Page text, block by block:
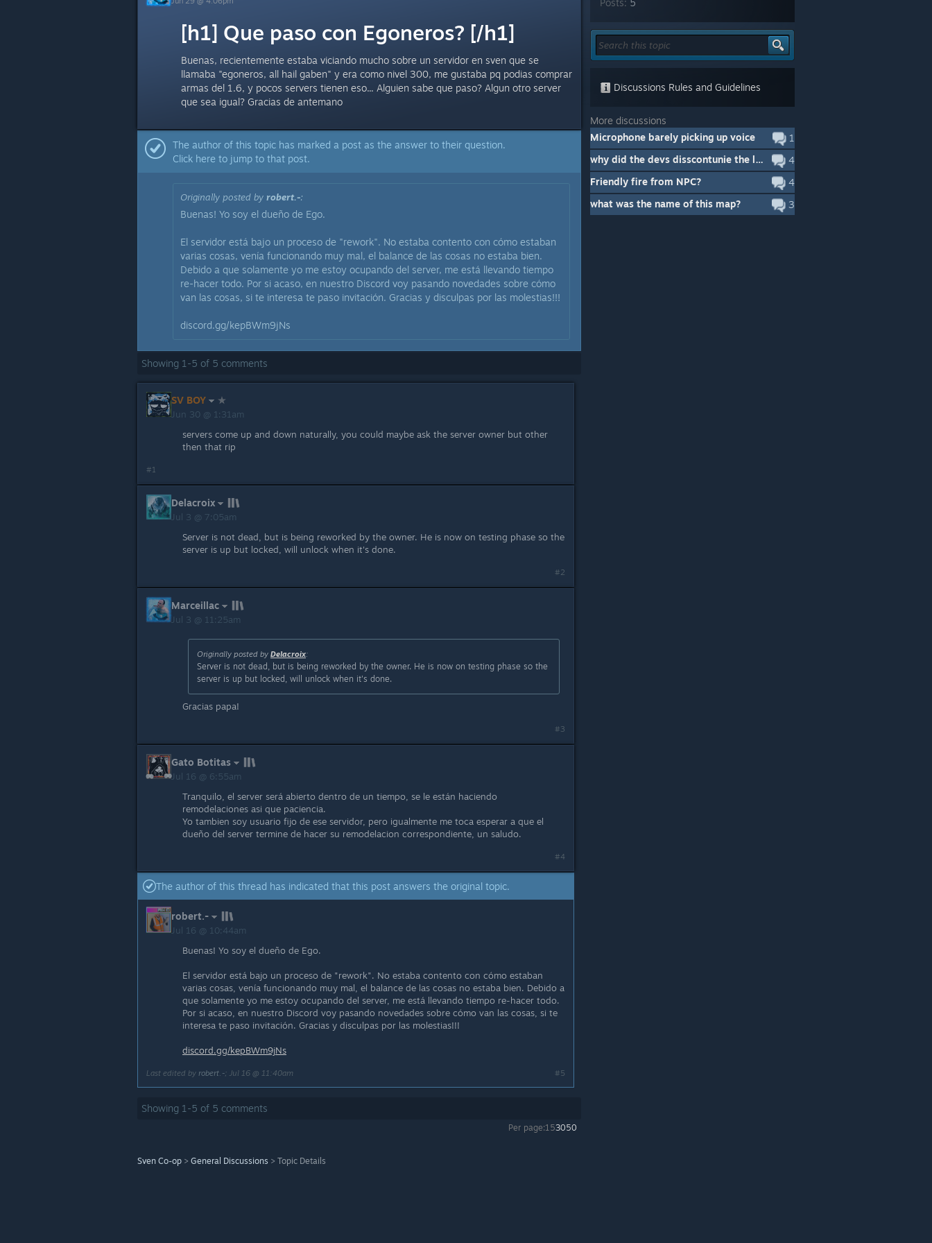
[h1] Que paso con Egoneros? [/h1]
Buenas, recientemente estaba viciando mucho sobre un servidor en sven que se
llamaba "egoneros, all hail gaben" y era como nivel 300, me gustaba pq podias comprar
armas del 1.6, y pocos servers tienen eso... Alguien sabe que paso? Algun otro server
que sea igual? Gracias de antemano
The author of this topic has marked a post as the answer to their question.
Click here to jump to that post.
Originally posted by robert.-:
Buenas! Yo soy el dueño de Ego.
El servidor está bajo un proceso de "rework". No estaba contento con cómo estaban
varias cosas, venía funcionando muy mal, el balance de las cosas no estaba bien.
Debido a que solamente yo me estoy ocupando del server, me está llevando tiempo
re-hacer todo. Por si acaso, en nuestro Discord voy pasando novedades sobre cómo
van las cosas, si te interesa te paso invitación. Gracias y disculpas por las molestias!!!
discord.gg/kepBWm9jNs
Showing 1 -5 of 5 comments
SV BOY
Jun 30 @ 1:31am
servers come up and down naturally, you could maybe ask the server owner but other
then that rip
#1
Delacroix
Jul 3 @ 7:05am
Server is not dead, but is being reworked by the owner. He is now on testing phase so the
server is up but locked, will unlock when it's done.
#2
Marceillac
Jul 3 @ 11:25am
Originally posted by Delacroix:
Server is not dead, but is being reworked by the owner. He is now on testing phase so the
server is up but locked, will unlock when it's done.
Gracias papa!
#3
Gato Botitas
Jul 16 @ 6:55am
Tranquilo, el server será abierto dentro de un tiempo, se le están haciendo
remodelaciones asi que paciencia.
Yo tambien soy usuario fijo de ese servidor, pero igualmente me toca esperar a que el
dueño del server termine de hacer su remodelacion correspondiente, un saludo.
#4
The author of this thread has indicated that this post answers the original topic.
robert.-
Jul 16 @ 10:44am
Buenas! Yo soy el dueño de Ego.
El servidor está bajo un proceso de "rework". No estaba contento con cómo estaban
varias cosas, venía funcionando muy mal, el balance de las cosas no estaba bien. Debido a
que solamente yo me estoy ocupando del server, me está llevando tiempo re-hacer todo.
Por si acaso, en nuestro Discord voy pasando novedades sobre cómo van las cosas, si te
interesa te paso invitación. Gracias y disculpas por las molestias!!!
discord.gg/kepBWm9jNs
Last edited by robert.-; Jul 16 @ 11:40am #5
Showing 1 -5 of 5 comments
Per page:153050
Sven Co-op > General Discussions > Topic Details
Posts: 5
Discussions Rules and Guidelines
More discussions
1
Microphone barely picking up voice
4
why did the devs disscontunie the legacy rendering
4
Friendly fire from NPC?
3
what was the name of this map?